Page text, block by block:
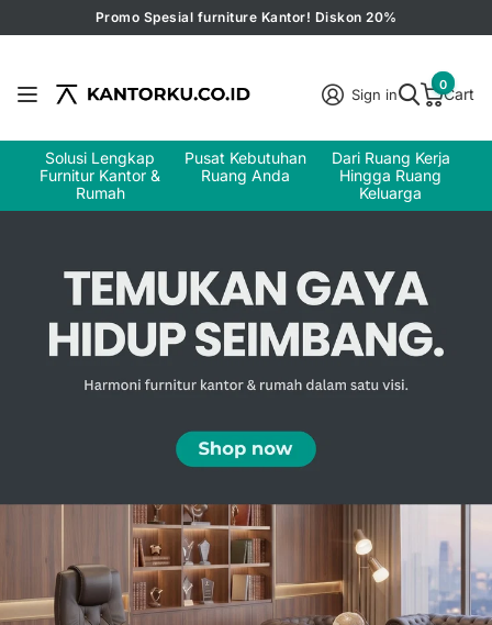
Promo Spesial furniture Kantor! Diskon 20%
Sign in Cart
0
Solusi Lengkap
Furnitur Kantor &
Rumah
Pusat Kebutuhan
Ruang Anda
Dari Ruang Kerja
Hingga Ruang
Keluarga